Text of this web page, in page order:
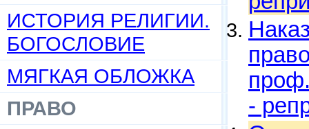
ИСТОРИЯ РЕЛИГИИ.
БОГОСЛОВИЕ
МЯГКАЯ ОБЛОЖКА
ПРАВО
-